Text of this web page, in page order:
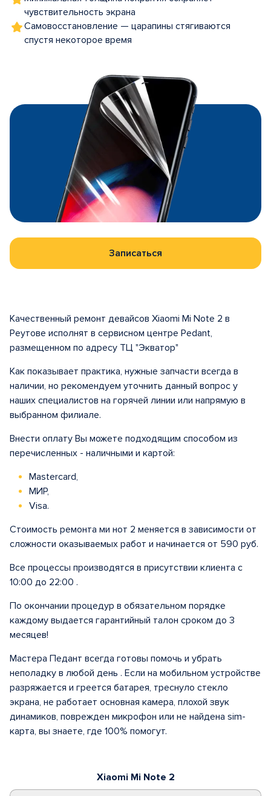
чувствительность экрана
Самовосстановление — царапины стягиваются
спустя некоторое время
Записаться
Xiaomi Mi Note 2
Качественный ремонт девайсов Xiaomi Mi Note 2 в
Реутове исполнят в сервисном центре Pedant,
размещенном по адресу ТЦ "Экватор"
Как показывает практика, нужные запчасти всегда в
наличии, но рекомендуем уточнить данный вопрос у
наших специалистов на горячей линии или напрямую в
выбранном филиале.
Внести оплату Вы можете подходящим способом из
перечисленных - наличными и картой:
Mastercard,
МИР,
Visa.
Стоимость ремонта ми нот 2 меняется в зависимости от
сложности оказываемых работ и начинается от 590 руб.
Все процессы производятся в присутствии клиента с
10:00 до 22:00 .
По окончании процедур в обязательном порядке
каждому выдается гарантийный талон сроком до 3
месяцев!
Мастера Педант всегда готовы помочь и убрать
неполадку в любой день . Если на мобильном устройстве
разряжается и греется батарея, треснуло стекло
экрана, не работает основная камера, плохой звук
динамиков, поврежден микрофон или не найдена sim-
карта, вы знаете, где 100% помогут.